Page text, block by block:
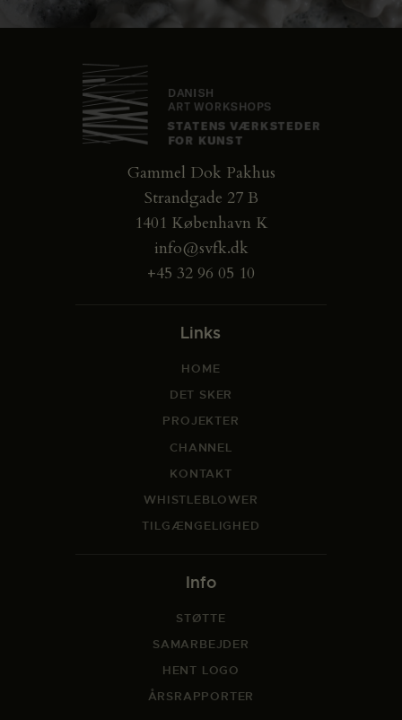
Gammel Dok Pakhus
Strandgade 27 B
1401 København K
info@svfk.dk
+45 32 96 05 10
Links
HOME
DET SKER
PROJEKTER
CHANNEL
KONTAKT
WHISTLEBLOWER
TILGÆNGELIGHED
Info
STØTTE
SAMARBEJDER
HENT LOGO
ÅRSRAPPORTER